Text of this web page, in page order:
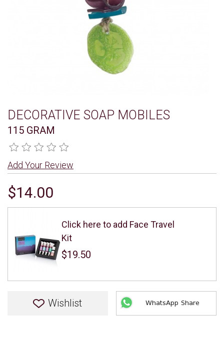
DECORATIVE SOAP MOBILES
115 GRAM
Add Your Review
$14.00
Click here to add Face Travel
Kit
$19.50
Wishlist WhatsApp Share